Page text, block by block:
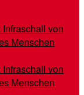
von
Menschen
von
Menschen